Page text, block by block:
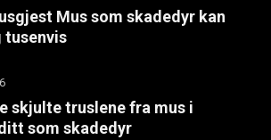
Mus som skadedyr kan
tusenvis
skjulte truslene fra mus i
som skadedyr